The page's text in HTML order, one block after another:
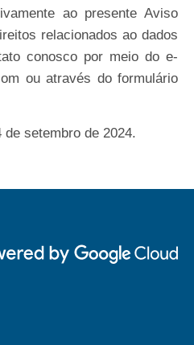
ao presente Aviso
relacionados ao dados
conosco por meio do e-
ou através do formulário
de setembro de 2024.